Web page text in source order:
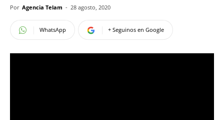
Por Agencia Telam - 28 agosto, 2020
WhatsApp + Seguinos en Google